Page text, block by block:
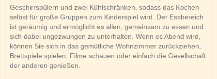
Geschirrspülern und zwei Kühlschränken, sodass das Kochen
selbst für große Gruppen zum Kinderspiel wird. Der Essbereich
ist geräumig und ermöglicht es allen, gemeinsam zu essen und
sich dabei ungezwungen zu unterhalten. Wenn es Abend wird,
können Sie sich in das gemütliche Wohnzimmer zurückziehen,
Brettspiele spielen, Filme schauen oder einfach die Gesellschaft
der anderen genießen.